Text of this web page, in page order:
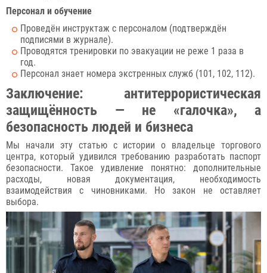
Персонал и обучение
Проведён инструктаж с персоналом (подтверждён
подписями в журнале).
Проводятся тренировки по эвакуации не реже 1 раза в
год.
Персонал знает номера экстренных служб (101, 102, 112).
Заключение: антитеррористическая
защищённость — не «галочка», а
безопасность людей и бизнеса
Мы начали эту статью с истории о владельце торгового
центра, который удивился требованию разработать паспорт
безопасности. Такое удивление понятно: дополнительные
расходы, новая документация, необходимость
взаимодействия с чиновниками. Но закон не оставляет
выбора.